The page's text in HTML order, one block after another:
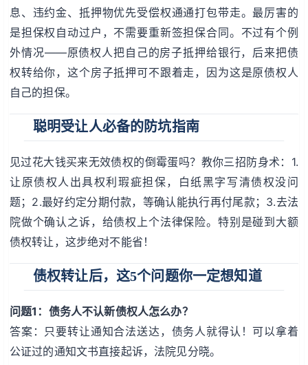
息、违约金、抵押物优先受偿权通通打包带走。最厉害的
是担保权自动过户，不需要重新签担保合同。不过有个例
外情况——原债权人把自己的房子抵押给银行，后来把债
权转给你，这个房子抵押可不跟着走，因为这是原债权人
自己的担保。
聪明受让人必备的防坑指南
见过花大钱买来无效债权的倒霉蛋吗？教你三招防身术：1.
让原债权人出具权利瑕疵担保，白纸黑字写清债权没问
题；2.最好约定分期付款，等确认能执行再付尾款；3.去法
院做个确认之诉，给债权上个法律保险。特别是碰到大额
债权转让，这步绝对不能省！
债权转让后，这5个问题你一定想知道
问题1：债务人不认新债权人怎么办？
答案：只要转让通知合法送达，债务人就得认！可以拿着
公证过的通知文书直接起诉，法院见分晓。